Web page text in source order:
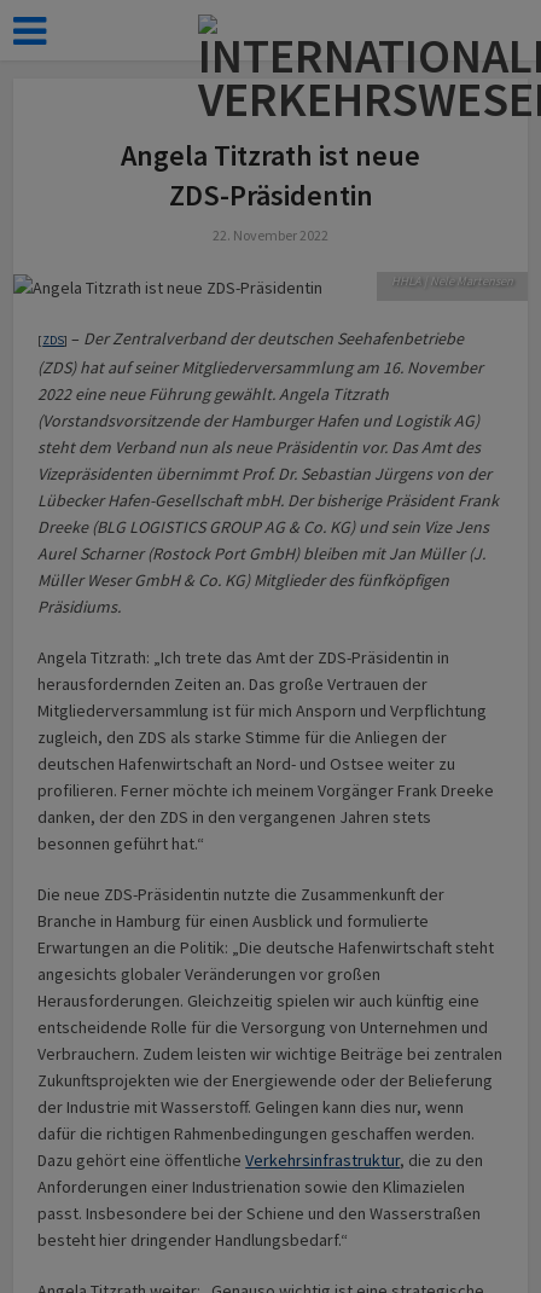
z
Angela Titzrath ist neue
ZDS-Präsidentin
22. November 2022
HHLA | Nele Martensen
[ZDS] – Der Zentralverband der deutschen Seehafenbetriebe
(ZDS) hat auf seiner Mitgliederversammlung am 16. November
2022 eine neue Führung gewählt. Angela Titzrath
(Vorstandsvorsitzende der Hamburger Hafen und Logistik AG)
steht dem Verband nun als neue Präsidentin vor. Das Amt des
Vizepräsidenten übernimmt Prof. Dr. Sebastian Jürgens von der
Lübecker Hafen-Gesellschaft mbH. Der bisherige Präsident Frank
Dreeke (BLG LOGISTICS GROUP AG & Co. KG) und sein Vize Jens
Aurel Scharner (Rostock Port GmbH) bleiben mit Jan Müller (J.
Müller Weser GmbH & Co. KG) Mitglieder des fünfköpfigen
Präsidiums.
Angela Titzrath: „Ich trete das Amt der ZDS-Präsidentin in
herausfordernden Zeiten an. Das große Vertrauen der
Mitgliederversammlung ist für mich Ansporn und Verpflichtung
zugleich, den ZDS als starke Stimme für die Anliegen der
deutschen Hafenwirtschaft an Nord- und Ostsee weiter zu
profilieren. Ferner möchte ich meinem Vorgänger Frank Dreeke
danken, der den ZDS in den vergangenen Jahren stets
besonnen geführt hat.“
Die neue ZDS-Präsidentin nutzte die Zusammenkunft der
Branche in Hamburg für einen Ausblick und formulierte
Erwartungen an die Politik: „Die deutsche Hafenwirtschaft steht
angesichts globaler Veränderungen vor großen
Herausforderungen. Gleichzeitig spielen wir auch künftig eine
entscheidende Rolle für die Versorgung von Unternehmen und
Verbrauchern. Zudem leisten wir wichtige Beiträge bei zentralen
Zukunftsprojekten wie der Energiewende oder der Belieferung
der Industrie mit Wasserstoff. Gelingen kann dies nur, wenn
dafür die richtigen Rahmenbedingungen geschaffen werden.
Dazu gehört eine öffentlicheVerkehrsinfrastruktur, die zu den
Anforderungen einer Industrienation sowie den Klimazielen
passt. Insbesondere bei der Schiene und den Wasserstraßen
besteht hier dringender Handlungsbedarf.“